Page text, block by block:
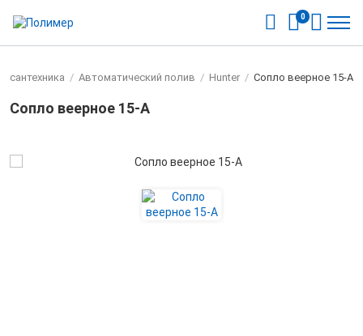
0
сантехника / Автоматический полив / Hunter / Сопло веерное 15-А
Сопло веерное 15-А